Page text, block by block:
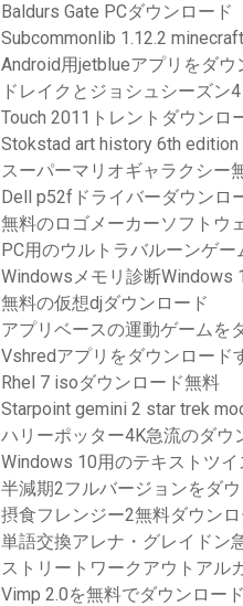
Baldurs Gate PCダウンロード
Subcommonlib 1.12.2
Android用jetblueアプリをダウ
ドレイクとジョシュシーズン
Touch 2011トレントダウンロ
Stokstad art history 6th
スーパーマリオギャラクシー
Dell p52fドライバーダウンロ
無料のロゴメーカーソフトウ
PC用のウルトラバルーンゲー
Windowsメモリ診断Windows
無料の仮想djダウンロード
アプリベースの運動ゲームを
Vshredアプリをダウンロード
Rhel 7 isoダウンロード無料
Starpoint gemini 2 star trek
ハリーポッター4K急流のダウ
Windows 10用のテキストツ
半減期2フルバージョンをダ
摂食フレンジー2無料ダウン
単語交換アレナ・グレイドン
ストリートワークアウトアル
Vimp 2.0を無料でダウンロード